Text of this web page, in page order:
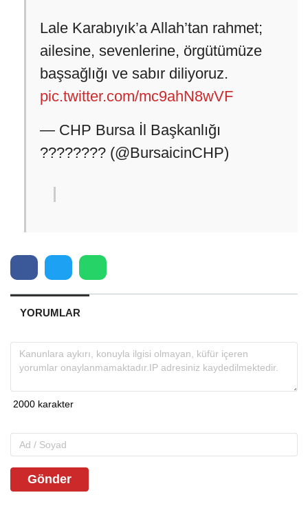
Lale Karabıyık’a Allah’tan rahmet;
ailesine, sevenlerine, örgütümüze
başsağlığı ve sabır diliyoruz.
pic.twitter.com/mc9ahN8wVF
— CHP Bursa İl Başkanlığı
???????? (@BursaicinCHP)
YORUMLAR
Gönder